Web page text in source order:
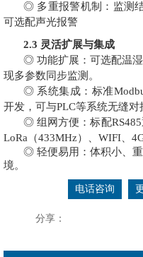
◎ 多重报警机制： 监测
可选配声光报警
2.3 灵活扩展与集成
◎ 功能扩展：可选配温
现多参数同步监测。
◎ 系统集成：标准
开发，可与PLC等系统无缝对
◎ 组网方便 ：标配
LoRa（433MHz）、WIFI、
◎ 轻便易用：体积小、
境。
电话咨询
分享：